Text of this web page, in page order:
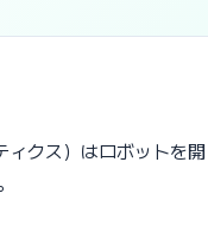
クス）はロボットを開